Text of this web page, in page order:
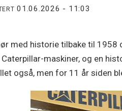
01.06.2026 - 11:03
med historie tilbake til
maskiner, og en
også, men for 11 år siden